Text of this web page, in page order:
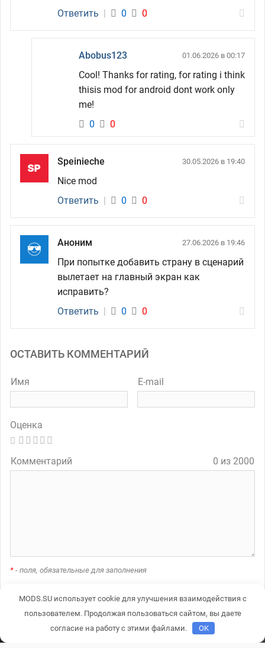
Ответить | 0 0
Abobus123 01.06.2026 в 00:17
Cool! Thanks for rating, for rating i think
thisis mod for android dont work only
me!
0
0
Speinieche 30.05.2026 в 19:40
Nice mod
Ответить | 0 0
Аноним 27.06.2026 в 19:46
При попытке добавить страну в сценарий
вылетает на главный экран как
исправить?
Ответить | 0 0
ОСТАВИТЬ КОММЕНТАРИЙ
Имя E-mail
Оценка
Комментарий 0 из 2000
* - поля, обязательные для заполнения
MODS.SU использует cookie для улучшения взаимодействия с
пользователем. Продолжая пользоваться сайтом, вы даете
согласие на работу с этими файлами.
OK